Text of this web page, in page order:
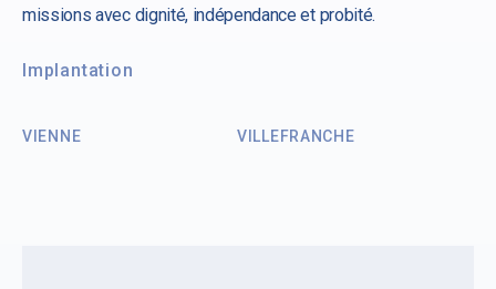
Implantation
VIENNE VILLEFRANCHE
missions avec dignité, indépendance et probité.